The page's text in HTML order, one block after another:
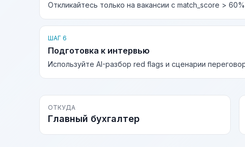
Откликайтесь только на вакансии с match_score >
ШАГ 6
Подготовка к интервью
Используйте AI-разбор red flags и сценарии
ОТКУДА
Главный бухгалтер